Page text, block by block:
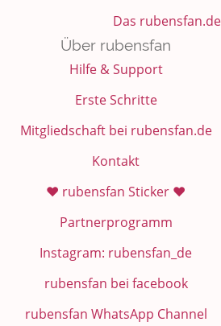
Das
Über rubensfan
Hilfe & Support
Erste Schritte
Mitgliedschaft bei rubensfan.de
Kontakt
❤️ rubensfan Sticker ❤️
Partnerprogramm
Instagram: rubensfan_de
rubensfan bei facebook
rubensfan WhatsApp Channel